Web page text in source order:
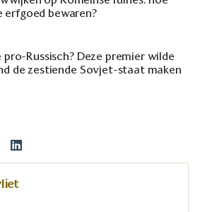
erfgoed bewaren?
pro-Russisch? Deze premier wilde
de zestiende Sovjet-staat maken